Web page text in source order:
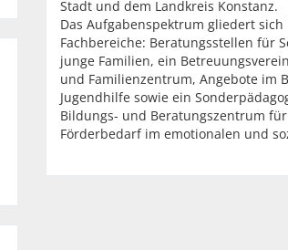
Stadt und dem Landkreis Konstanz.
Das Aufgabenspektrum gliedert
Fachbereiche: Beratungsstellen für
junge Familien, ein
und Familienzentrum, Angebote im
Jugendhilfe sowie ein
Bildungs- und Beratungszentrum
Förderbedarf im emotionalen und